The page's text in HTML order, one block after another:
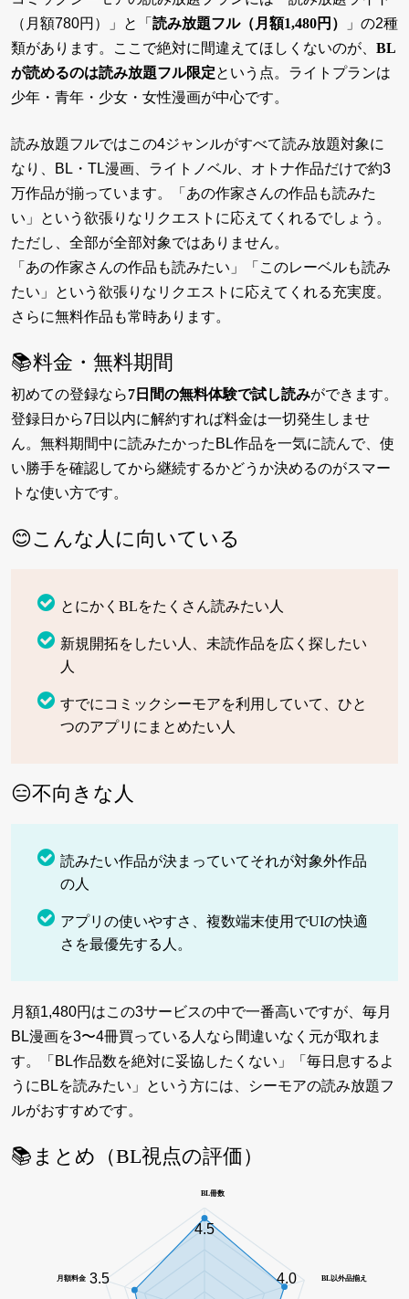
（月額780円）」と「 読み放題フル（月額1,480円）
」の2種
類があります。ここで絶対に間違えてほしくないのが、 BL
が読めるのは読み放題フル限定という点。ライトプランは
少年・青年・少女・女性漫画が中心です。
読み放題フルではこの4ジャンルがすべて読み放題対象に
なり、BL・TL漫画、ライトノベル、オトナ作品だけで約3
万作品が揃っています。「あの作家さんの作品も読みた
い」という欲張りなリクエストに応えてくれるでしょう。
ただし、全部が全部対象ではありません。
「あの作家さんの作品も読みたい」「このレーベルも読み
たい」という欲張りなリクエストに応えてくれる充実度。
さらに無料作品も常時あります。
📚料金・無料期間
初めての登録なら7日間の無料体験で試し読みができます。
登録日から7日以内に解約すれば料金は一切発生しませ
ん。無料期間中に読みたかったBL作品を一気に読んで、使
い勝手を確認してから継続するかどうか決めるのがスマー
トな使い方です。
😊こんな人に向いている
とにかくBLをたくさん読みたい人
新規開拓をしたい人、未読作品を広く探したい
人
すでにコミックシーモアを利用していて、ひと
つのアプリにまとめたい人
😑不向きな人
読みたい作品が決まっていてそれが対象外作品
の人
アプリの使いやすさ、複数端末使用でUIの快適
さを最優先する人。
月額1,480円はこの3サービスの中で一番高いですが、毎月
BL漫画を3〜4冊買っている人なら間違いなく元が取れま
す。「BL作品数を絶対に妥協したくない」「毎日息するよ
うにBLを読みたい」という方には、シーモアの読み放題フ
ルがおすすめです。
📚まとめ（BL視点の評価）
BL冊数
4.5
BL以外品揃え
4.0
月額料金 3.5